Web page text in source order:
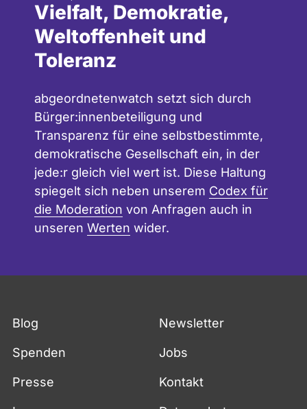
Vielfalt, Demokratie,
Weltoffenheit und
Toleranz
abgeordnetenwatch setzt sich durch
Bürger:innenbeteiligung und
Transparenz für eine selbstbestimmte,
demokratische Gesellschaft ein, in der
jede:r gleich viel wert ist. Diese Haltung
spiegelt sich neben unserem Codex für
die Moderation von Anfragen auch in
unseren Werten wider.
Blog Newsletter
Spenden Jobs
Presse Kontakt